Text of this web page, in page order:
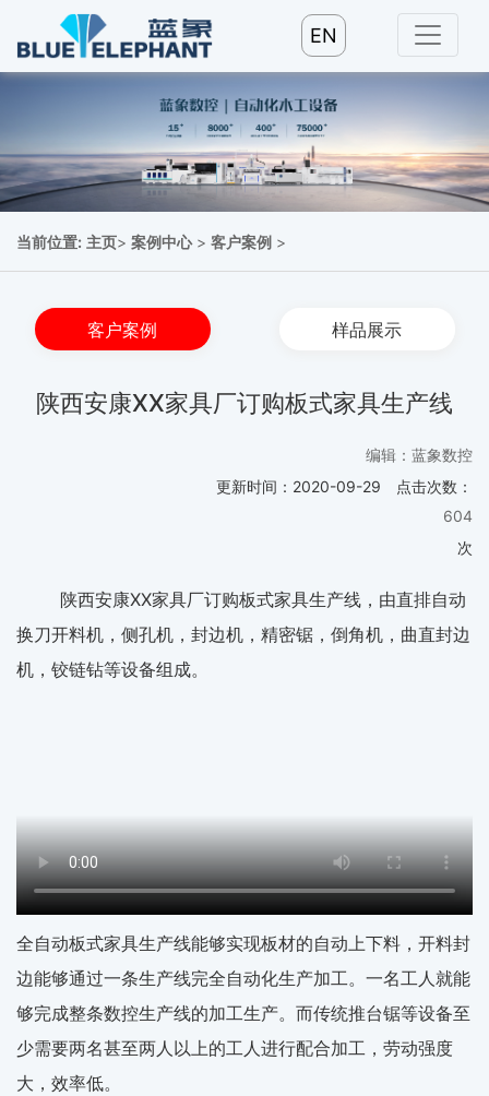
EN
当前位置: 主页> 案例中心> 客户案例 >
客户案例 样品展示
陕西安康XX家具厂订购板式家具生产线
编辑：蓝象数控
更新时间： 2020-09-29
点击次数：
604
次
陕西安康XX家具厂订购板式家具生产线，由直排自动
换刀开料机，侧孔机，封边机，精密锯，倒角机，曲直封边
机，铰链钻等设备组成。
全自动板式家具生产线能够实现板材的自动上下料，开料封
边能够通过一条生产线完全自动化生产加工。一名工人就能
够完成整条数控生产线的加工生产。而传统推台锯等设备至
少需要两名甚至两人以上的工人进行配合加工，劳动强度
大，效率低。